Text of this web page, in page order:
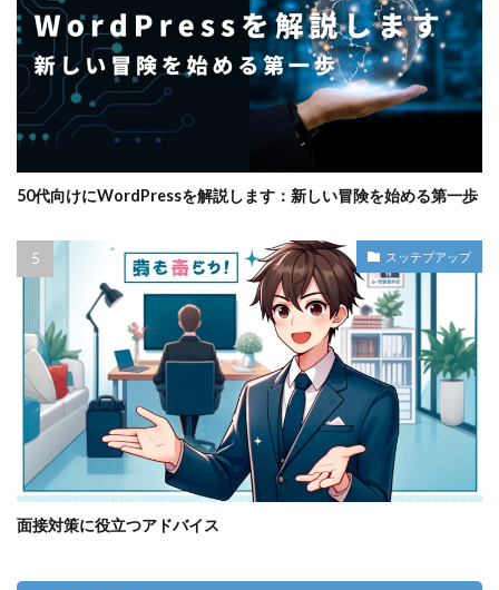
50代向けにWordPressを解説します：新しい冒険を始める第一歩
スッテプアップ
面接対策に役立つアドバイス